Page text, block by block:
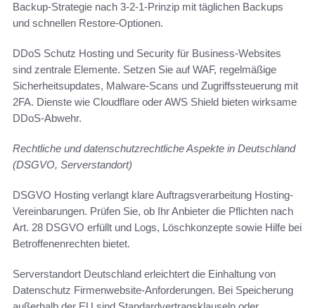
Backup-Strategie nach 3-2-1-Prinzip mit täglichen Backups
und schnellen Restore-Optionen.
DDoS Schutz Hosting und Security für Business-Websites
sind zentrale Elemente. Setzen Sie auf WAF, regelmäßige
Sicherheitsupdates, Malware-Scans und Zugriffssteuerung mit
2FA. Dienste wie Cloudflare oder AWS Shield bieten wirksame
DDoS-Abwehr.
Rechtliche und datenschutzrechtliche Aspekte in Deutschland
(DSGVO, Serverstandort)
DSGVO Hosting verlangt klare Auftragsverarbeitung Hosting-
Vereinbarungen. Prüfen Sie, ob Ihr Anbieter die Pflichten nach
Art. 28 DSGVO erfüllt und Logs, Löschkonzepte sowie Hilfe bei
Betroffenenrechten bietet.
Serverstandort Deutschland erleichtert die Einhaltung von
Datenschutz Firmenwebsite-Anforderungen. Bei Speicherung